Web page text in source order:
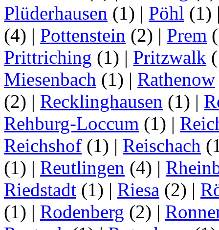
Plüderhausen (1) | Pöhl (1)
(4) | Pottenstein (2) | Prem
Prittriching (1) | Pritzwalk
Miesenbach (1) | Rathenow
(2) | Recklinghausen (1) |
Rehburg-Loccum (1) |
Reichshof (1) | Reischach
(1) | Reutlingen (4) |
Riedstadt (1) | Riesa (2) |
(1) | Rodenberg (2) |